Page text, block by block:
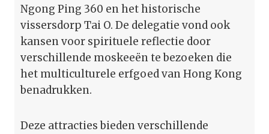
Ngong Ping 360 en het historische
vissersdorp Tai O. De delegatie vond ook
kansen voor spirituele reflectie door
verschillende moskeeën te bezoeken die
het multiculturele erfgoed van Hong Kong
benadrukken.
Deze attracties bieden verschillende